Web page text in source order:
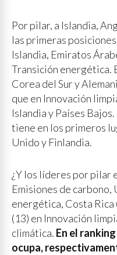
Por pilar, a Islandia,
las primeras
Islandia, Emiratos
Transición energética.
Corea del Sur y
que en Innovación
Islandia y Países
tiene en los primeros
Unido y Finlandia.
¿Y los líderes por pilar
Emisiones de carbono,
energética, Costa Rica
(13) en Innovación
climática. En el
ocupa,